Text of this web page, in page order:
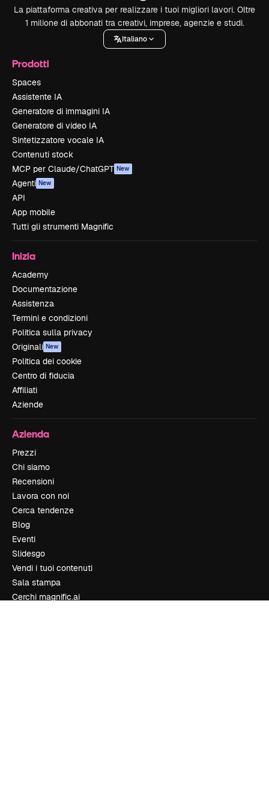
La piattaforma creativa per realizzare i tuoi migliori lavori. Oltre
1 milione di abbonati tra creativi, imprese, agenzie e studi.
Italiano
Prodotti
Spaces
Assistente IA
Generatore di immagini IA
Generatore di video IA
Sintetizzatore vocale IA
Contenuti stock
MCP per Claude/ChatGPT New
Agenti New
API
App mobile
Tutti gli strumenti Magnific
Inizia
Academy
Documentazione
Assistenza
Termini e condizioni
Politica sulla privacy
Originali New
Politica dei cookie
Centro di fiducia
Affiliati
Aziende
Azienda
Prezzi
Chi siamo
Recensioni
Lavora con noi
Cerca tendenze
Blog
Eventi
Slidesgo
Vendi i tuoi contenuti
Sala stampa
Cerchi magnific.ai